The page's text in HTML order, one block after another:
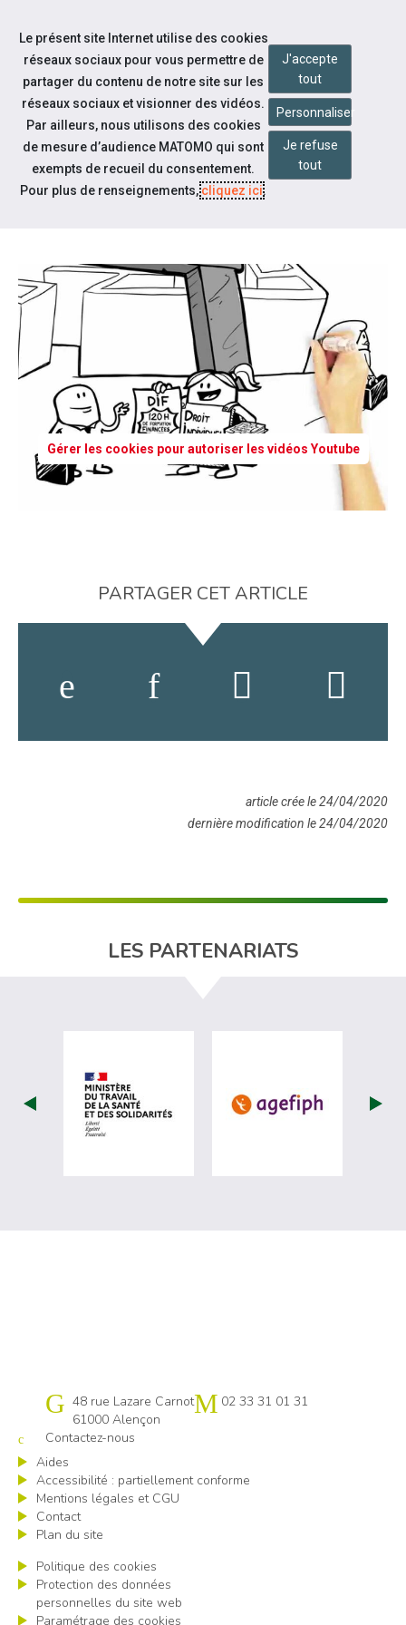
Aller au contenu
Espace candidat
REFORME FORMATION
Gérer les cookies pour autoriser les vidéos Youtube
PARTAGER CET ARTICLE
article crée le 24/04/2020
dernière modification le 24/04/2020
LES PARTENARIATS
visiter les site de Ministère du travail
visiter les
Cap emploi 61
48 rue Lazare Carnot
61000 Alençon
02 33 31 01 31
Contactez-nous
Aides
Accessibilité : partiellement conforme
Mentions légales et CGU
Contact
Plan du site
Politique des cookies
Protection des données
personnelles du site web
Paramétrage des cookies
Le présent site Internet utilise des cookies
réseaux sociaux pour vous permettre de
partager du contenu de notre site sur les
réseaux sociaux et visionner des vidéos.
Par ailleurs, nous utilisons des cookies
de mesure d’audience MATOMO qui sont
exempts de recueil du consentement.
Pour plus de renseignements,cliquez ici.
J'accepte
tout
Personnaliser
Je refuse
tout